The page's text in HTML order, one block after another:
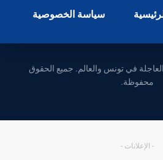
سياسة الخصوصية
العاجلة في تونس والعالم. جميع الحقوق
محفوظة.
- الإعلانات -